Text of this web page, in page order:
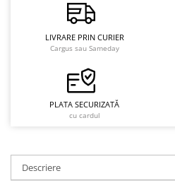
LIVRARE PRIN CURIER
Cargus sau Sameday
PLATA SECURIZATĂ
cu cardul
Descriere